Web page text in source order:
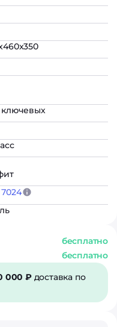
7024
бесплатно
бесплатно
000 ₽доставка по